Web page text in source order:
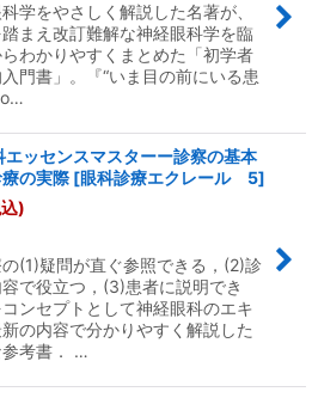
学をやさしく解説した名著が、
まえ改訂難解な神経眼科学を臨
わかりやすくまとめた「初学者
門書」。『“いま目の前にいる患
エッセンスマスターー診察の基本
療の実際 [眼科診療エクレール 5]
)
(1)疑問が直ぐ参照できる，(2)診
で役立つ，(3)患者に説明でき
ンセプトとして神経眼科のエキ
の内容で分かりやすく解説した
考書． …